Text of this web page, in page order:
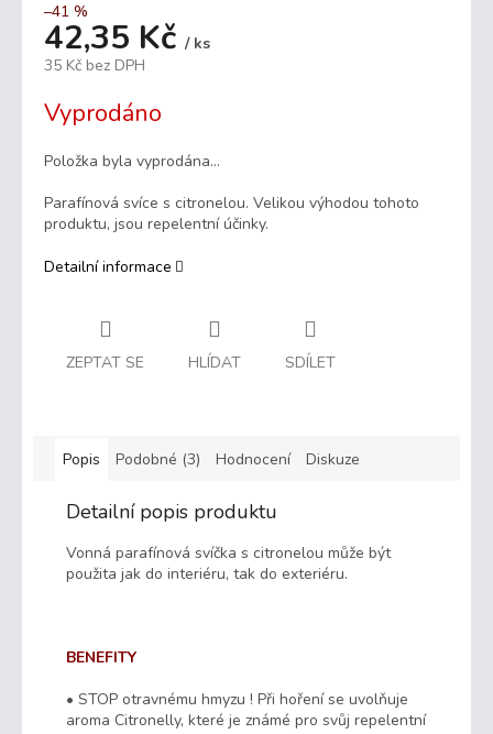
–41 %
42,35 Kč / ks
35 Kč bez DPH
cena:
Vyprodáno
Položka byla vyprodána…
Parafínová svíce s citronelou. Velikou výhodou tohoto
produktu, jsou repelentní účinky.
Detailní informace
ZEPTAT SE HLÍDAT SDÍLET
Popis Podobné (3) Hodnocení Diskuze
Detailní popis produktu
Vonná parafínová svíčka s citronelou může být
použita jak do interiéru, tak do exteriéru.
BENEFITY
• STOP otravnému hmyzu ! Při hoření se uvolňuje
aroma Citronelly, které je známé pro svůj repelentní